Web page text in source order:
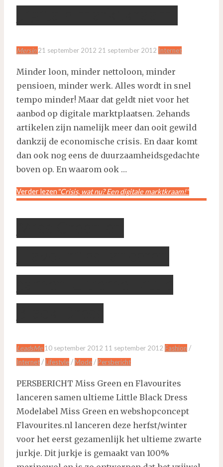
Mersin 21 september 2012 21 september 2012 Internet
Minder loon, minder nettoloon, minder
pensioen, minder werk. Alles wordt in snel
tempo minder! Maar dat geldt niet voor het
aanbod op digitale marktplaatsen. 2ehands
artikelen zijn namelijk meer dan ooit gewild
dankzij de economische crisis. En daar komt
dan ook nog eens de duurzaamheidsgedachte
boven op. En waarom ook …
Verder lezen "Crisis, wat nu? Een digitale marktkraam!"
LeadsMe 10 september 2012 11 september 2012 Fashion /
Internet/ Lifestyle/ Mode/ Persbericht
PERSBERICHT Miss Green en Flavourites
lanceren samen ultieme Little Black Dress
Modelabel Miss Green en webshopconcept
Flavourites.nl lanceren deze herfst/winter
voor het eerst gezamenlijk het ultieme zwarte
jurkje. Dit jurkje is gemaakt van 100%